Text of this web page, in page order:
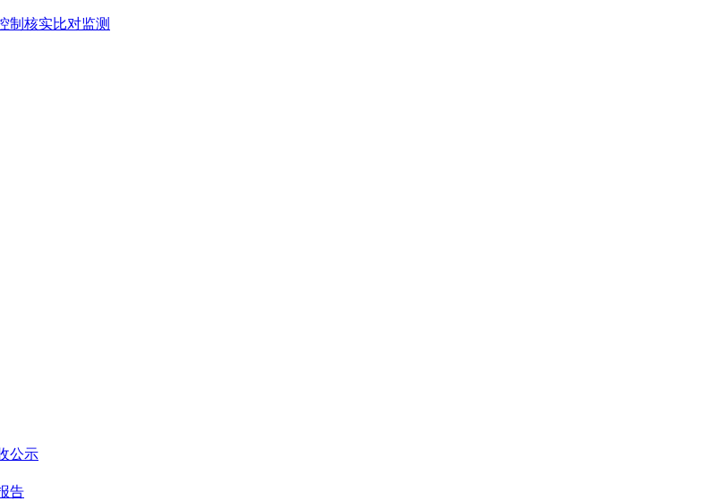
制核实比对监测
公示
告